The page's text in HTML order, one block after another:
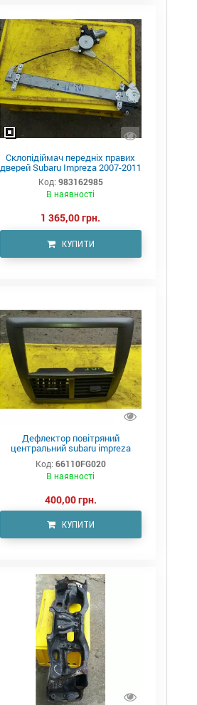
Склопідіймач передніх правих
дверей Subaru Impreza 2007-2011
Код: 983162985
В наявності
1 365,00 грн.
КУПИТИ
Дефлектор повітряний
центральний subaru impreza
66110FG020
Код: 66110FG020
В наявності
400,00 грн.
КУПИТИ